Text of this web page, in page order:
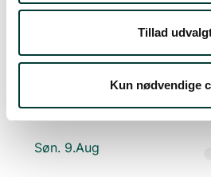
Tillad
Kun nødvendige
17°13°
Lør. 8.Aug
Søn. 9.Aug